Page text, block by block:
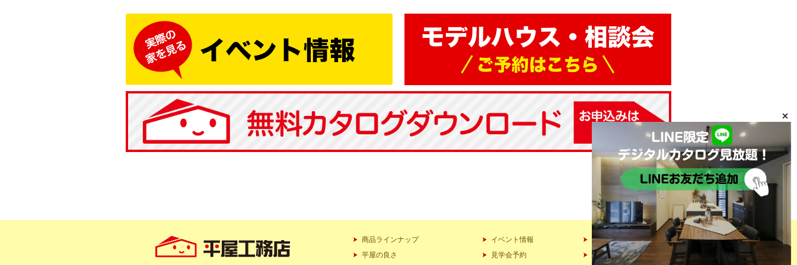
商品ラインナップ
平屋の良さ
イベント情報
見学会予約
会社情報
スタッフ紹介